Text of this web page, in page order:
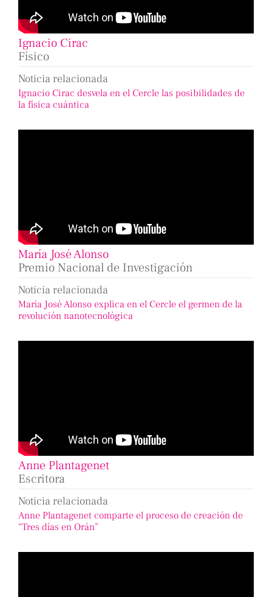
Ignacio Cirac
Físico
Noticia relacionada
Ignacio Cirac desvela en el Cercle las posibilidades de
la física cuántica
María José Alonso
Premio Nacional de Investigación
Noticia relacionada
María José Alonso explica en el Cercle el germen de la
revolución nanotecnológica
Anne Plantagenet
Escritora
Noticia relacionada
Anne Plantagenet comparte el proceso de creación de
“Tres días en Orán”